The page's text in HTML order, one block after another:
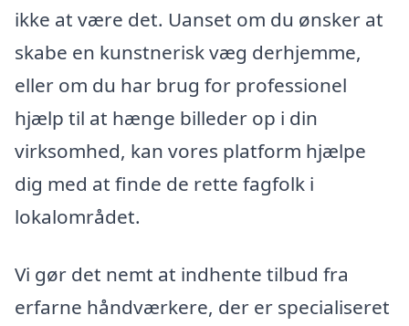
ikke at være det. Uanset om du ønsker at
skabe en kunstnerisk væg derhjemme,
eller om du har brug for professionel
hjælp til at hænge billeder op i din
virksomhed, kan vores platform hjælpe
dig med at finde de rette fagfolk i
lokalområdet.
Vi gør det nemt at indhente tilbud fra
erfarne håndværkere, der er specialiseret